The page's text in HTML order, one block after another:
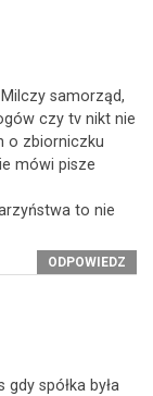
samorząd,
czy tv nikt nie
o zbiorniczku
mówi pisze
to nie
ODPOWIEDZ
spółka była